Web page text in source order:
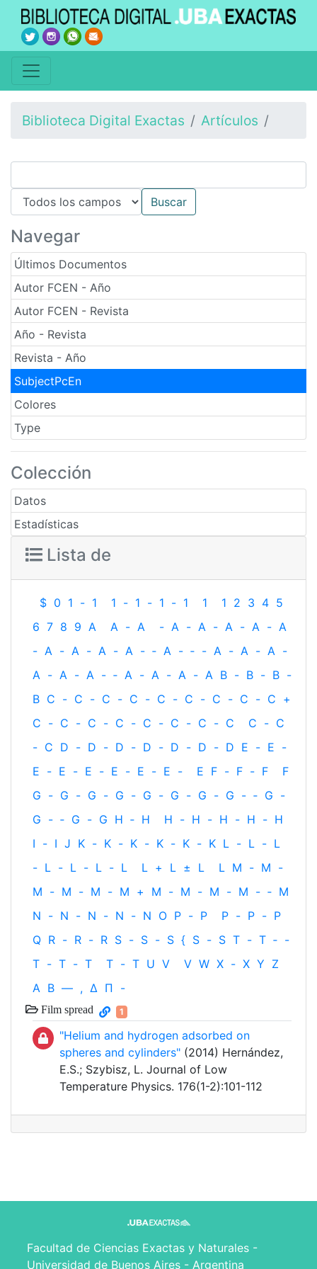
Biblioteca Digital Exactas Artículos
Navegar
Últimos Documentos
Autor FCEN - Año
Autor FCEN - Revista
Año - Revista
Revista - Año
SubjectPcEn
Colores
Type
Colección
Datos
Estadísticas
Lista de
$ 0 1 - 1 1 - 1 - 1 - 1 1 1 2 3 4 5
6 7 8 9 A A - A - A - A - A - A - A
- A - A - A - A - ‐ A - ‐ - A - A - A -
A - A - A - ‐ A - A - A - A B - B - B -
B C - C - C - C - C - C - C - C - C +
C - C - C - C - C - C - C - C C - C
- C D - D - D - D - D - D - D E - E -
E - E - E - E - E - E - E F - F - F
F
G - G - G - G - G - G - G - G - ‐ G -
G - ‐ G - G H ‐ H H - H - H - H - H
I - I J K - K - K - K - K - K L - L - L
- L - L - L - L L + L ± L L M - M -
M - M - M - M + M - M - M - M - ‐ M
N - N - N - N - N O P - P P - P - P
Q R - R - R S - S - S { S - S T - T ‐ -
T - T - T T - T U V V W X - X Y Z
Α Β — , Δ Π -
Film spread 1
"Helium and hydrogen adsorbed on
spheres and cylinders" (2014) Hernández,
E.S.; Szybisz, L. Journal of Low
Temperature Physics. 176(1-2):101-112
Facultad de Ciencias Exactas y Naturales -
Universidad de Buenos Aires - Argentina